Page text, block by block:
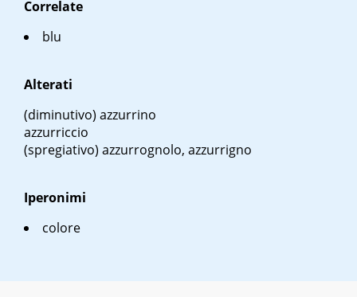
Correlate
blu
Alterati
(diminutivo) azzurrino
azzurriccio
(spregiativo) azzurrognolo, azzurrigno
Iperonimi
colore